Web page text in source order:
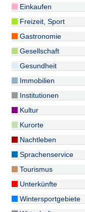
Einkaufen
Freizeit, Sport
Gastronomie
Gesellschaft
Gesundheit
Immobilien
Institutionen
Kultur
Kurorte
Nachtleben
Sprachenservice
Tourismus
Unterkünfte
Wintersportgebiete